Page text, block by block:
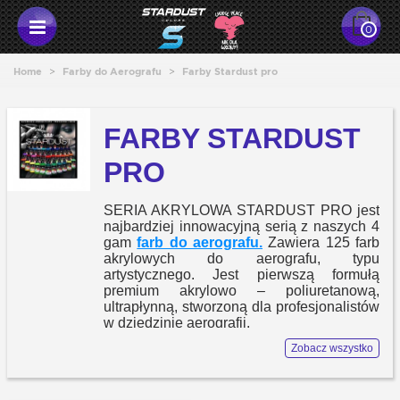
0
Home > Farby do Aerografu > Farby Stardust pro
FARBY STARDUST
PRO
SERIA AKRYLOWA STARDUST PRO jest
najbardziej innowacyjną serią z naszych 4
gamfarb do aerografu. Zawiera 125 farb
akrylowych do aerografu, typu
artystycznego. Jest pierwszą formułą
premium akrylowo – poliuretanową,
ultrapłynną, stworzoną dla profesjonalistów
w dziedzinie aerografii.
Wykończenie, odporność i schnięcie farb
rozpuszczonych, bez rozpuszczalnika !
46 kolorów artystyczne
Zobacz wszystko